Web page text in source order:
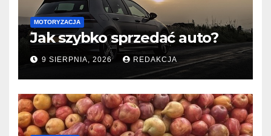
MOTORYZACJA
Jak szybko sprzedać auto?
9 SIERPNIA, 2026 REDAKCJA